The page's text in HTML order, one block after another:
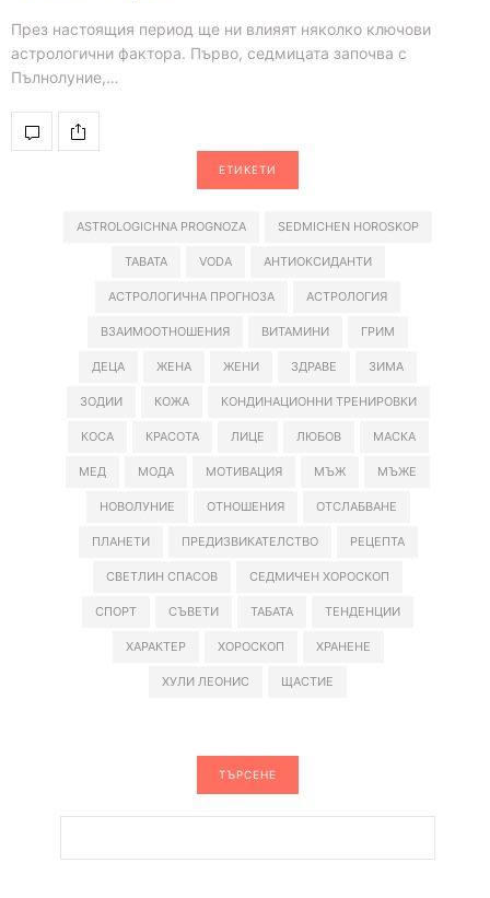
През настоящия период ще ни влияят няколко ключови
астрологични фактора. Първо, седмицата започва с
Пълнолуние,…
ЕТИКЕТИ
ASTROLOGICHNA PROGNOZA SEDMICHEN HOROSKOP
TABATA VODA АНТИОКСИДАНТИ
АСТРОЛОГИЧНА ПРОГНОЗА АСТРОЛОГИЯ
ВЗАИМООТНОШЕНИЯ ВИТАМИНИ ГРИМ
ДЕЦА ЖЕНА ЖЕНИ ЗДРАВЕ ЗИМА
ЗОДИИ КОЖА КОНДИНАЦИОННИ ТРЕНИРОВКИ
КОСА КРАСОТА ЛИЦЕ ЛЮБОВ МАСКА
МЕД МОДА МОТИВАЦИЯ МЪЖ МЪЖЕ
НОВОЛУНИЕ ОТНОШЕНИЯ ОТСЛАБВАНЕ
ПЛАНЕТИ ПРЕДИЗВИКАТЕЛСТВО РЕЦЕПТА
СВЕТЛИН СПАСОВ СЕДМИЧЕН ХОРОСКОП
СПОРТ СЪВЕТИ ТАБАТА ТЕНДЕНЦИИ
ХАРАКТЕР ХОРОСКОП ХРАНЕНЕ
ХУЛИ ЛЕОНИС ЩАСТИЕ
ТЪРСЕНЕ